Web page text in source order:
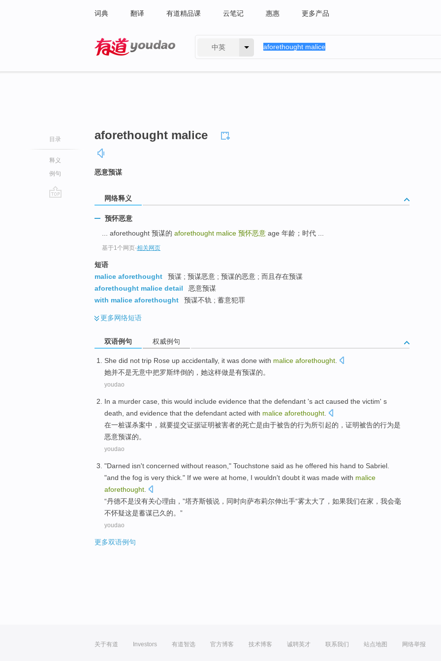
词典 翻译 有道精品课 云笔记 惠惠 更多产品
中英
目录
释义
例句
aforethought malice
恶意预谋
网络释义
预怀恶意
... aforethought 预谋的 aforethought malice 预怀恶意 age 年龄；时代 ...
基于1个网页-相关网页
短语
malice aforethought
预谋 ; 预谋恶意 ; 预谋的恶意 ; 而且存在预谋
aforethought malice detail
恶意预谋
with malice aforethought
预谋不轨 ; 蓄意犯罪
更多网络短语
双语例句 权威例句
She did not trip Rose up accidentally, it was done with malice aforethought.
她并不是无意中把罗斯绊倒的，她这样做是有预谋的。
youdao
In a murder case , this would include evidence that the defendant 's act caused the victim' s
death , and evidence that the defendant acted with malice aforethought
在一桩谋杀案中，就要提交证据证明被害者的死亡是由于被告的行为所引起的，证明被告的行为是
恶意预谋的。
youdao
"Darned isn't concerned without reason ," Touchstone said as he offered his hand to Sabriel
"and the fog is very thick." If we were at home I wouldn't doubt it was made with malice
aforethought
“丹德不是没有关心理由 ，”塔齐斯顿说 ， 同时向萨布莉尔伸出手“雾太大了， 如果我们在家 ， 我会毫
不怀疑这是蓄谋已久的。”
youdao
更多双语例句
关于有道 Investors 有道智选 官方博客 技术博客 诚聘英才 联系我们 站点地图 网络举报